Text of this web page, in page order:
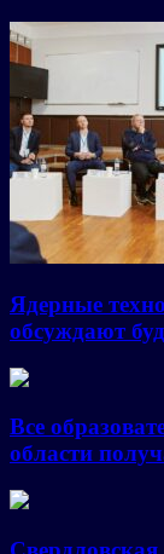
Ядерные
обсуждают
Все
области